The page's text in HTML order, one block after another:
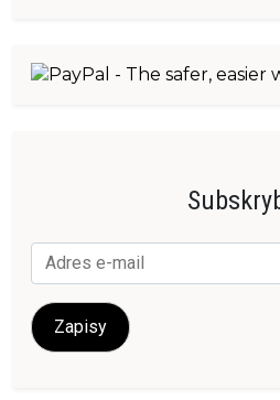
Adres
e-
mail
Zapisy